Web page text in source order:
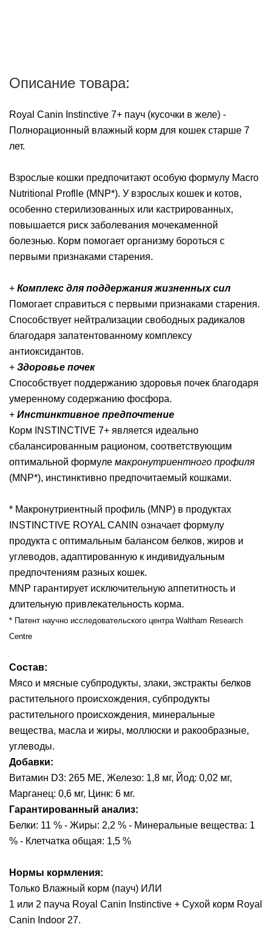
Описание товара:
Royal Canin Instinctive 7+ пауч (кусочки в желе) -
Полнорационный влажный корм для кошек старше 7
лет.
Взрослые кошки предпочитают особую формулу Macro
Nutritional Proflle (MNP*). У взрослых кошек и котов,
особенно стерилизованных или кастрированных,
повышается риск заболевания мочекаменной
болезнью. Корм помогает организму бороться с
первыми признаками старения.
+ Комплекс для поддержания жизненных сил
Помогает справиться с первыми признаками старения.
Способствует нейтрализации свободных радикалов
благодаря запатентованному комплексу
антиоксидантов.
+ Здоровье почек
Способствует поддержанию здоровья почек благодаря
умеренному содержанию фосфора.
+ Инстинктивное предпочтение
Корм INSTINCTIVE 7+ является идеально
сбалансированным рационом, соответствующим
оптимальной формуле макронутриентного профиля
(MNP*), инстинктивно предпочитаемый кошками.
* Макронутриентный профиль (MNP) в продуктах
INSTINCTIVE ROYAL CANIN означает формулу
продукта с оптимальным балансом белков, жиров и
углеводов, адаптированную к индивидуальным
предпочтениям разных кошек.
MNP гарантирует исключительную аппетитность и
длительную привлекательность корма.
* Патент научно исследовательского центра Waltham Research
Centre
Состав:
Мясо и мясные субпродукты, злаки, экстракты белков
растительного происхождения, субпродукты
растительного происхождения, минеральные
вещества, масла и жиры, моллюски и ракообразные,
углеводы.
Добавки:
Витамин D3: 265 ME, Железо: 1,8 мг, Йод: 0,02 мг,
Марганец: 0,6 мг, Цинк: 6 мг.
Гарантированный анализ:
Белки: 11 % - Жиры: 2,2 % - Минеральные вещества: 1
% - Клетчатка общая: 1,5 %
Нормы кормления:
Только Влажный корм (пауч) ИЛИ
1 или 2 пауча Royal Canin Instinctive + Сухой корм Royal
Canin Indoor 27.